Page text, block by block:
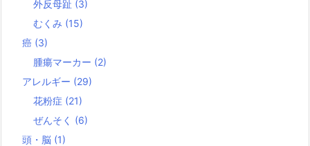
外反母趾 (3)
むくみ (15)
癌 (3)
腫瘍マーカー (2)
アレルギー (29)
花粉症 (21)
ぜんそく (6)
頭・脳 (1)